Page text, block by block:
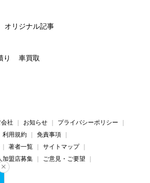
オリジナル記事
り 車買取
社 お知らせ
プライバシーポリシー
利用規約
免責事項
著者一覧
サイトマップ
加盟店募集
ご意見・ご要望